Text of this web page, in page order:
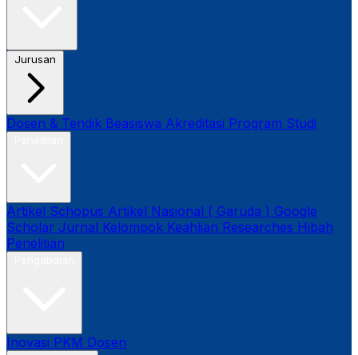
Jurusan
Dosen & Tendik Beasiswa Akreditasi Program Studi
Artikel Schopus Artikel Nasional ( Garuda ) Google
Scholar Jurnal Kelompok Keahlian Researches Hibah
Penelitian
Inovasi PKM Dosen